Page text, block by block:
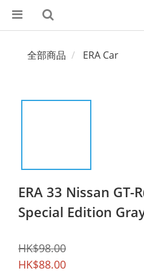
全部商品 ERA Car
ERA 33 Nissan GT-
Special Edition
HK$98.00
HK$88.00